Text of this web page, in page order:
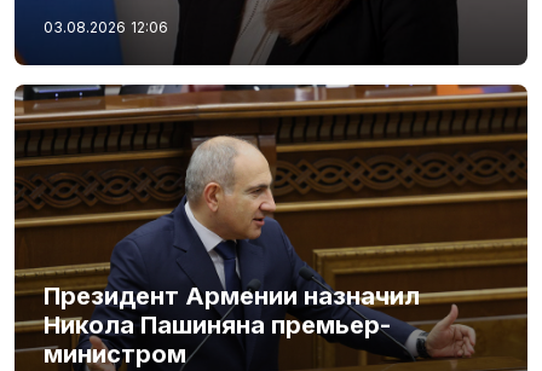
03.08.2026 12:06
Президент Армении назначил
Никола Пашиняна премьер-
министром